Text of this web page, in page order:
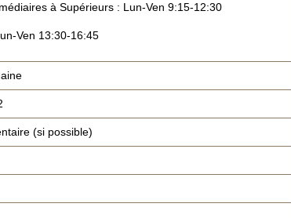
à Supérieurs : Lun-Ven 9:15-12:30
Ven 13:30-16:45
(si possible)